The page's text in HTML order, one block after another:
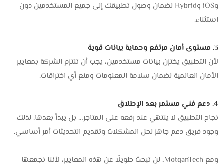
وiOS وHybrid لضمان وصول تطبيقك إلى جميع المستخدمين دون
استثناء.
3. مستوى أمان مرتفع وحماية بيانات قوية
لأن التطبيق يختزن بيانات مستخدمين، يجب أن تلتزم الشركة بمعايير
الأمان العالمية لضمان سلامة المعلومات ومنع أي اختراقات.
4. دعم فني مستمر بعد الإطلاق
نجاح التطبيق لا ينتهي عند رفعه على المتاجر… بل يبدأ بعدها. لذلك
وجود فريق دعم جاهز لحل المشكلات وتقديم التحديثات أمر أساسي.
ومع MotqanTech، لن تبحث طويلًا عن هذه المعايير، لأننا نجمعها